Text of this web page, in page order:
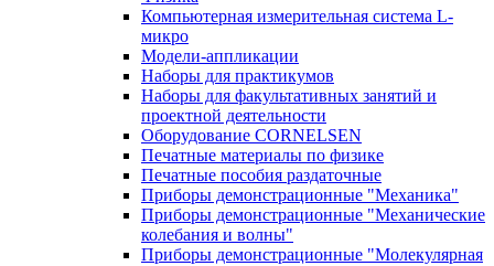
Компьютерная измерительная система L-
микро
Модели-аппликации
Наборы для практикумов
Наборы для факультативных занятий и
проектной деятельности
Оборудование CORNELSEN
Печатные материалы по физике
Печатные пособия раздаточные
Приборы демонстрационные "Механика"
Приборы демонстрационные "Механические
колебания и волны"
Приборы демонстрационные "Молекулярная